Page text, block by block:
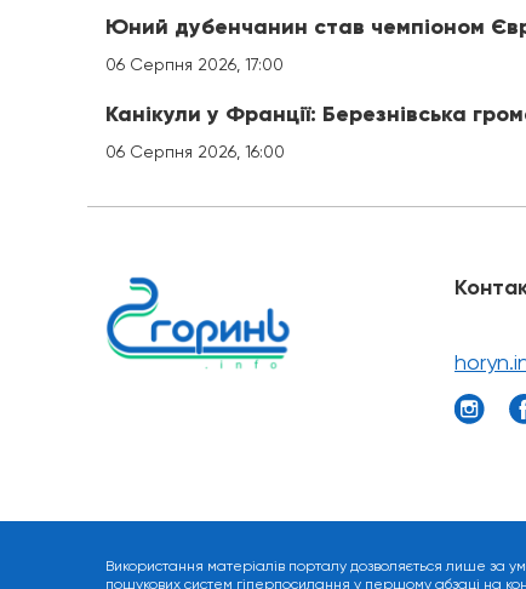
Юний дубенчанин став чемпіоном
06 Серпня 2026, 17:00
Канікули у Франції: Березнівська
06 Серпня 2026, 16:00
Використання матеріалів порталу дозволяється лише за
пошукових систем гіперпосилання у першому абзаці на